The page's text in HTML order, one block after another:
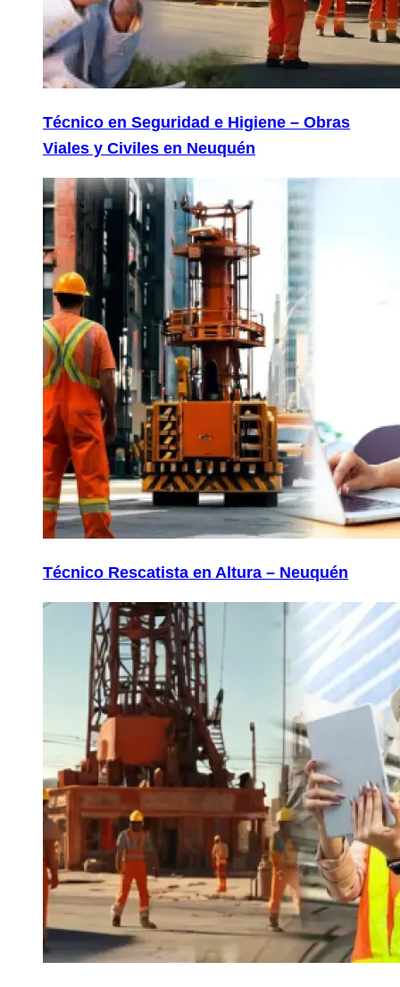
Técnico en Seguridad e Higiene – Obras
Viales y Civiles en Neuquén
Técnico Rescatista en Altura – Neuquén